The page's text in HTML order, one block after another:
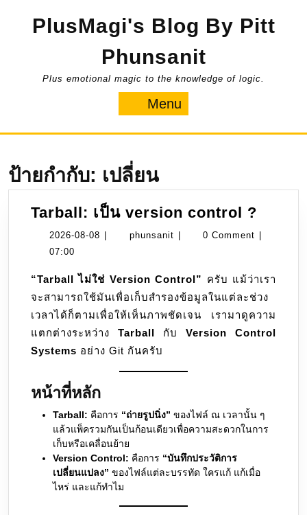
PlusMagi's Blog By Pitt
Phunsanit
Plus emotional magic to the knowledge of logic.
Menu
ป้ายกำกับ: เปลี่ยน
Tarball: เป็น version control ?
เป็น
?
2026-08-08 2026- phunsanit phunsanit0 Comment
07:00
“Tarball ไม่ใช่ Version Control” ครับ แม้ว่าเรา
จะสามารถใช้มันเพื่อเก็บสำรองข้อมูลในแต่ละช่วง
เวลาได้ก็ตามเพื่อให้เห็นภาพชัดเจน เรามาดูความ
แตกต่างระหว่าง Tarball กับ Version Control
Systems อย่าง Git กันครับ
หน้าที่หลัก
Tarball: คือการ “ถ่ายรูปนิ่ง” ของไฟล์ ณ เวลานั้น ๆ
แล้วแพ็ครวมกันเป็นก้อนเดียวเพื่อความสะดวกในการ
เก็บหรือเคลื่อนย้าย
Version Control: คือการ “บันทึกประวัติการ
เปลี่ยนแปลง” ของไฟล์แต่ละบรรทัด ใครแก้ แก้เมื่อ
ไหร่ และแก้ทำไม